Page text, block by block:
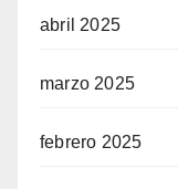
abril 2025
marzo 2025
febrero 2025